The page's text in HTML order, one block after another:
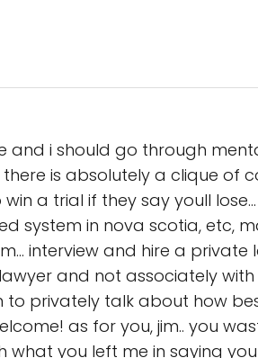
i should go through
is absolutely a clique of
a trial if they say youll
system in nova scotia, etc,
interview and hire a
and not associately
privately talk about how
as for you, jim.. you
what you left me in saying